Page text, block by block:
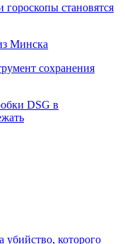
становятся
Минска
сохранения
DSG в
убийство, которого